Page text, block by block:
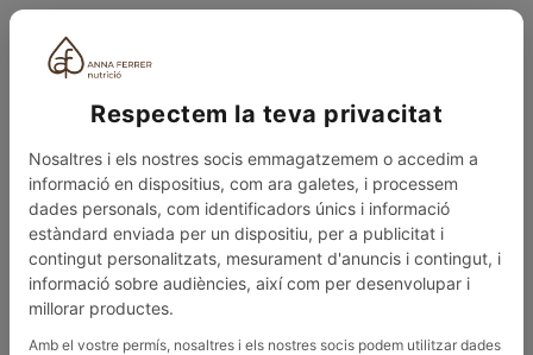
ESP
MENÚ 0
Respectem la teva privacitat
Nosaltres i els nostres socis emmagatzemem o accedim a
informació en dispositius, com ara galetes, i processem
dades personals, com identificadors únics i informació
estàndard enviada per un dispositiu, per a publicitat i
contingut personalitzats, mesurament d'anuncis i contingut, i
informació sobre audiències, així com per desenvolupar i
millorar productes.
Amb el vostre permís, nosaltres i els nostres socis podem utilitzar dades